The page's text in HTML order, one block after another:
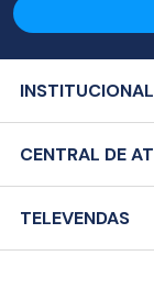
INSTITUCIONAL
Política de
CENTRAL DE
Compras e Pedidos
Trocas e
TELEVENDAS
8:00hrs -